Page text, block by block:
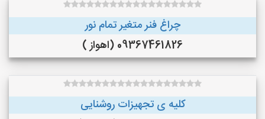
چراغ فنر متغیر تمام نور
09367461826 (اهواز )
کلیه ی تجهیزات روشنایی